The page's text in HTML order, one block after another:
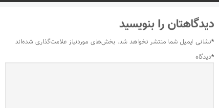
دیدگاهتان را بنویسید
نشانی ایمیل شما منتشر نخواهد شد. بخش‌های موردنیاز علامت‌گذاری شده‌اند
*
دیدگاه*